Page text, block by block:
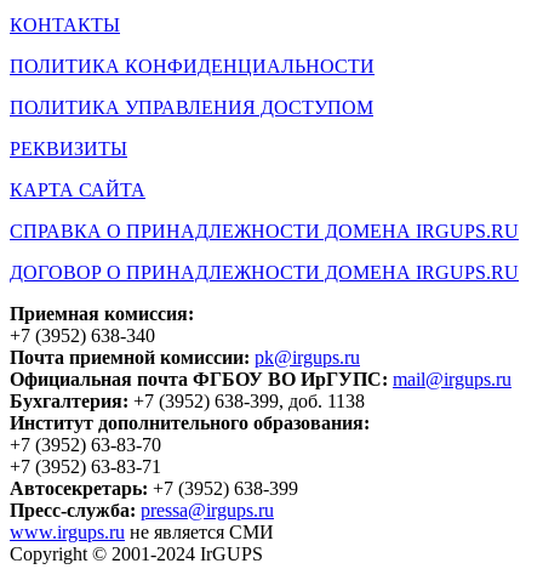
КОНТАКТЫ
ПОЛИТИКА КОНФИДЕНЦИАЛЬНОСТИ
ПОЛИТИКА УПРАВЛЕНИЯ ДОСТУПОМ
РЕКВИЗИТЫ
КАРТА САЙТА
СПРАВКА О ПРИНАДЛЕЖНОСТИ ДОМЕНА IRGUPS.RU
ДОГОВОР О ПРИНАДЛЕЖНОСТИ ДОМЕНА IRGUPS.RU
Приемная комиссия:
+7 (3952) 638-340
Почта приемной комиссии: pk@irgups.ru
Официальная почта ФГБОУ ВО ИрГУПС: mail@irgups.ru
Бухгалтерия: +7 (3952) 638-399, доб. 1138
Институт дополнительного образования:
+7 (3952) 63-83-70
+7 (3952) 63-83-71
Автосекретарь: +7 (3952) 638-399
Пресс-служба: pressa@irgups.ru
www.irgups.ru не является СМИ
Copyright © 2001-2024 IrGUPS